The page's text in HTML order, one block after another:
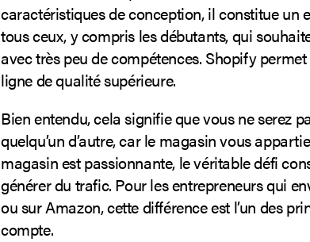
caractéristiques de conception, il constitue un
tous ceux, y compris les débutants, qui
avec très peu de compétences. Shopify
ligne de qualité supérieure.
Bien entendu, cela signifie que vous ne serez
quelqu’un d’autre, car le magasin vous
magasin est passionnante, le véritable défi
générer du trafic. Pour les entrepreneurs qui
ou sur Amazon, cette différence est l’un des
compte.